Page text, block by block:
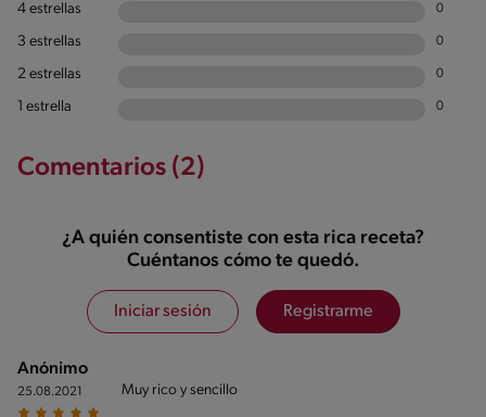
4 estrellas 0
3 estrellas 0
2 estrellas 0
1 estrella 0
Comentarios (2)
¿A quién consentiste con esta rica receta?
Cuéntanos cómo te quedó.
Iniciar sesión Registrarme
Anónimo
25.08.2021 Muy rico y sencillo